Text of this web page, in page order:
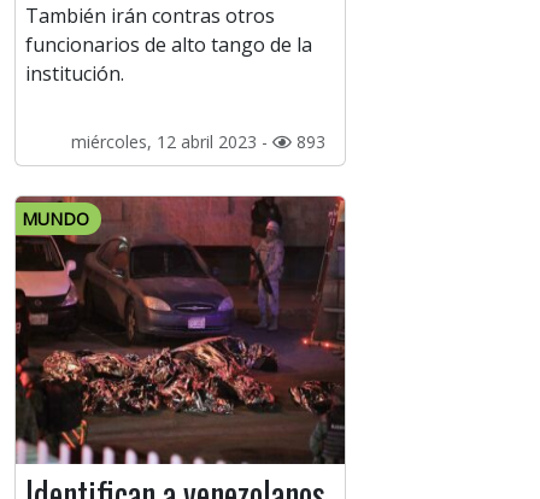
También irán contras otros
funcionarios de alto tango de la
institución.
miércoles, 12 abril 2023 - 893
MUNDO